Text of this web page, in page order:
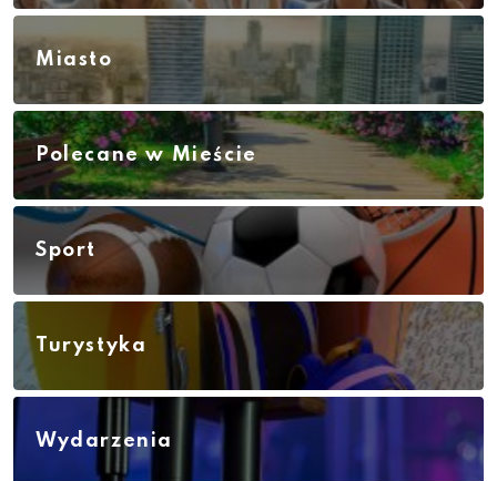
Miasto
Polecane w Mieście
Sport
Turystyka
Wydarzenia